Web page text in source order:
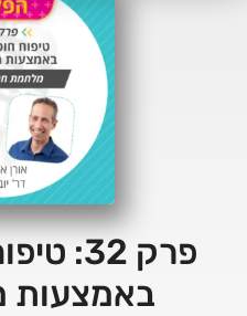
פרק 32:
באמצעות